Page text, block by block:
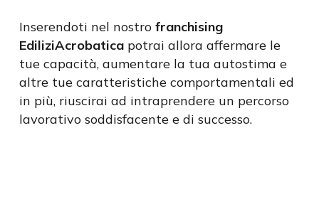
Inserendoti nel nostro franchising
EdiliziAcrobaticapotrai allora affermare le
tue capacità, aumentare la tua autostima e
altre tue caratteristiche comportamentali ed
in più, riuscirai ad intraprendere un percorso
lavorativo soddisfacente e di successo.